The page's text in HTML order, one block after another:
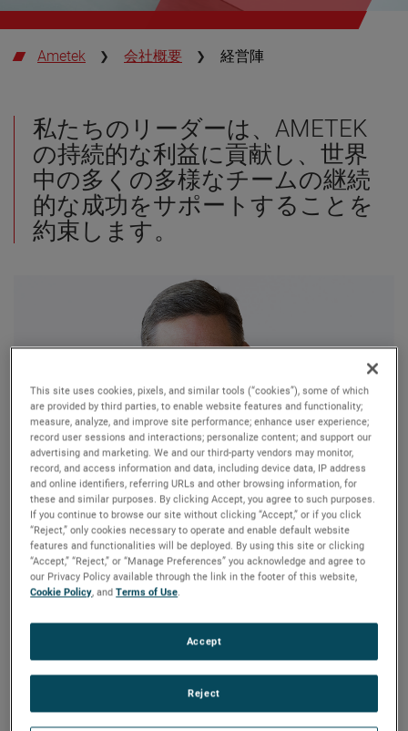
Ametek 会社概要 経営陣
私たちのリーダーは、AMETEK
の持続的な利益に貢献し、世界
中の多くの多様なチームの継続
的な成功をサポートすることを
約束します。
David A. Zapico
Chairman of the Board and Chief Executive Officer
ザピコ氏は、 2016年5月以来最高経営責任者に就任
は2013年1月から2016年5月にかけて、エグゼクティ
ブ・バイスプレジデントおよび最高執行責任者を務め
ました。2003年10月から2013年1月にかけて、彼は電
子計器部門社長を務めました。彼が製品エンジニアと
してAMETEKに入社したのは1990年のことで、それ以
来さまざまなエンジニアリング関連および一般管理職
This site uses cookies, pixels, and similar tools (“cookies”), some of which
are provided by third parties, to enable website features and functionality;
measure, analyze, and improve site performance; enhance user experience;
record user sessions and interactions; personalize content; and support our
advertising and marketing. We and our third-party vendors may monitor,
record, and access information and data, including device data, IP address
and online identifiers, referring URLs and other browsing information, for
these and similar purposes. By clicking Accept, you agree to such purposes.
If you continue to browse our site without clicking “Accept,” or if you click
“Reject,” only cookies necessary to operate and enable default website
features and functionalities will be deployed. By using this site or clicking
“Accept,” “Reject,” or “Manage Preferences” you acknowledge and agree to
our Privacy Policy available through the link in the footer of this website,
Cookie Policy, andTerms of Use.
Reject
Accept